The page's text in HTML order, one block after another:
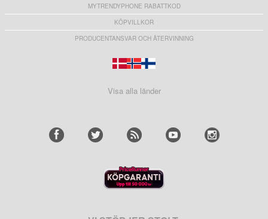
MYTRENDYPHONE RABATTKOD
KÖPVILLKOR
PRODUCENTANSVAR OCH ÅTERVINNING
Visa alla länder